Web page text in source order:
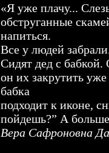
«Я уже плачу...
обструганные
напиться.
Все у людей
Сидят дед с бабкой.
он их закрутить
бабка
подходит к иконе,
пойдешь?” А больше
Вера Сафроновна